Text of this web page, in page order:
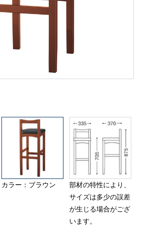
カラー：ブラウン
部材の特性により、
サイズは多少の誤差
が生じる場合がござ
います。